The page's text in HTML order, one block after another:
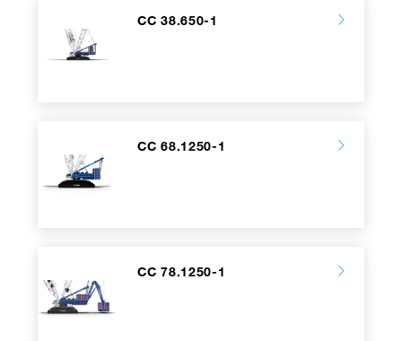
CC 38.650-1
CC 68.1250-1
CC 78.1250-1